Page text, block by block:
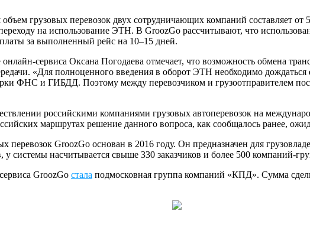
грузовых перевозок двух сотрудничающих компаний составляет
на использование ЭТН. В GroozGo рассчитывают, что
за выполненный рейс на 10–15 дней.
сервиса Оксана Погодаева отмечает, что возможность обмена
«Для полноценного введения в оборот ЭТН необходимо
ФНС и ГИБДД. Поэтому между перевозчиком и грузоотправителем
российскими компаниями грузовых автоперевозок на
маршрутах решение данного вопроса, как сообщалось ранее,
перевозок GroozGo основан в 2016 году. Он предназначен для
у системы насчитывается свыше 330 заказчиков и более 500 компаний-
GroozGo стала подмосковная группа компаний «КПД». Сумма